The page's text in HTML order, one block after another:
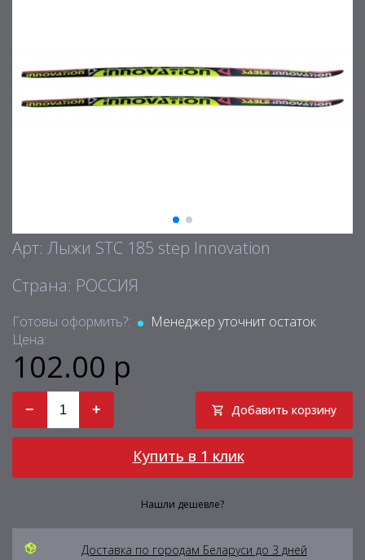
Арт: Лыжи STC 185 step Innovation
Страна: РОССИЯ
Готовы оформить?:
Менеджер уточнит остаток
Цена:
102.00 р
− + Добавить корзину
Купить в 1 клик
Нашли дешевле?
Доставка по городам Беларуси до 3 дней